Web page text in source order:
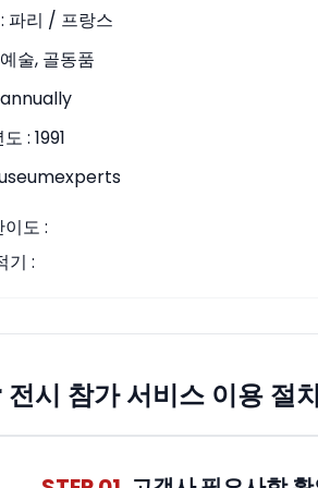
파리 / 프랑스
예술, 골동품
annually
: 1991
도 :
기 :
시 참가 서비스 이용 절